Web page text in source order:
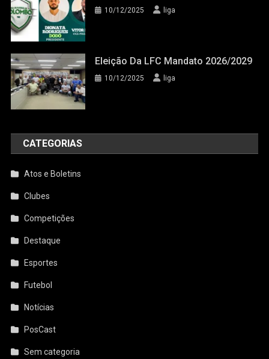
10/12/2025 liga
Eleição Da LFC Mandato 2026/2029
10/12/2025 liga
CATEGORIAS
Atos e Boletins
Clubes
Competições
Destaque
Esportes
Futebol
Notícias
PosCast
Sem categoria